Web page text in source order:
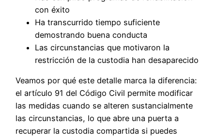
con éxito
Ha transcurrido tiempo suficiente
demostrando buena conducta
Las circunstancias que motivaron la
restricción de la custodia han desaparecido
Veamos por qué este detalle marca la diferencia:
el artículo 91 del Código Civil permite modificar
las medidas cuando se alteren sustancialmente
las circunstancias, lo que abre una puerta a
recuperar la custodia compartida si puedes